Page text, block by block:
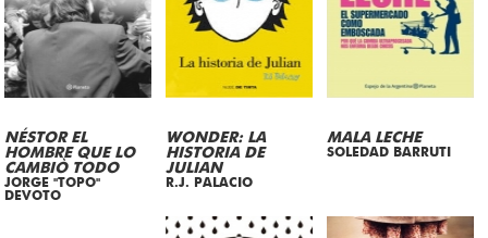
NÉSTOR EL
HOMBRE QUE LO
CAMBIÒ TODO
JORGE "TOPO"
DEVOTO
WONDER: LA
HISTORIA DE
JULIAN
R.J. PALACIO
MALA LECHE
SOLEDAD BARRUTI